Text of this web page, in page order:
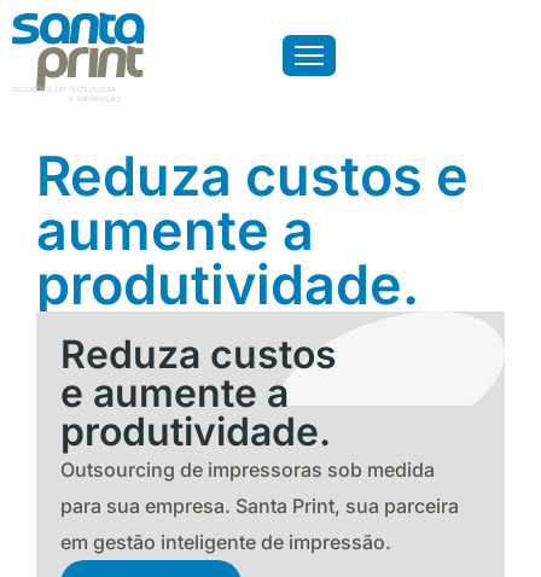
SOLUÇÕES EM TECNOLOGIA
E IMPRESSÃO
Reduza custos e
aumente a
produtividade.
Reduza custos
e aumente a
produtividade.
Outsourcing de impressoras sob medida
para sua empresa. Santa Print, sua parceira
em gestão inteligente de impressão.